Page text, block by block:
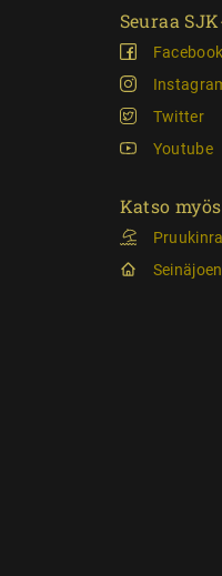
Seuraa
Facebook
Twitter
Youtube
Katso myös